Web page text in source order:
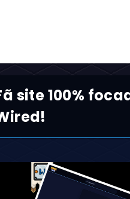
Fã site 100%
Wired!